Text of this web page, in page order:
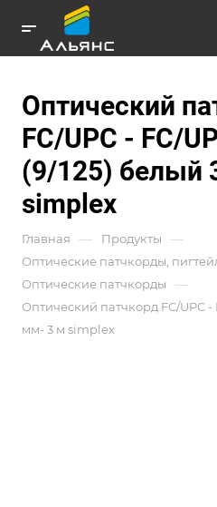
Оптический
FC/UPC - FC/
(9/125) белый
simplex
Главная — Продукты —
Оптические патчкорды,
Оптические патчкорды —
Оптический патчкорд FC/UPC -
мм- 3 м simplex